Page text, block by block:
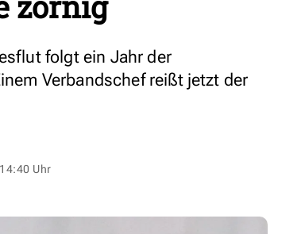
folgt ein Jahr der
Verbandschef reißt jetzt der
Uhr